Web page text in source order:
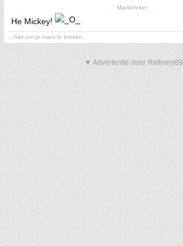
Marsbreker
He Mickey!
...hier om je mars te breken.
▼ Advertentie door Refinery89